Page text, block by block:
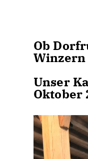
Ob
Winzern
Unser
Oktober